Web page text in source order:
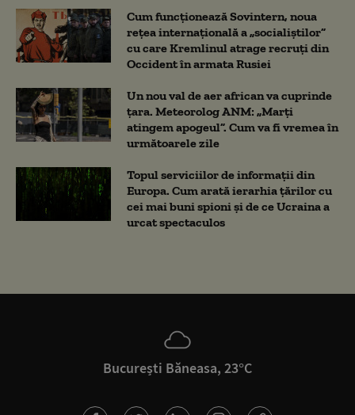
Cum funcționează Sovintern, noua
rețea internațională a „socialiștilor”
cu care Kremlinul atrage recruți din
Occident în armata Rusiei
Un nou val de aer african va cuprinde
țara. Meteorolog ANM: „Marți
atingem apogeul”. Cum va fi vremea în
următoarele zile
Topul serviciilor de informații din
Europa. Cum arată ierarhia țărilor cu
cei mai buni spioni și de ce Ucraina a
urcat spectaculos
București Băneasa, 23°C